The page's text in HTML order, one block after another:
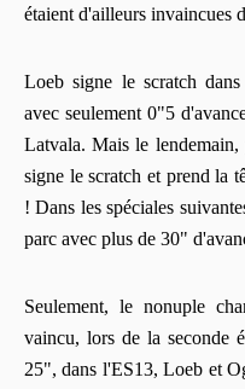
étaient d'ailleurs invaincues
Loeb signe le scratch
avec seulement 0"5
Latvala. Mais le
signe le scratch et prend la
! Dans les spéciales
parc avec plus de 30"
Seulement, le nonuple
vaincu, lors de la seconde
25", dans l'ES13, Loeb et